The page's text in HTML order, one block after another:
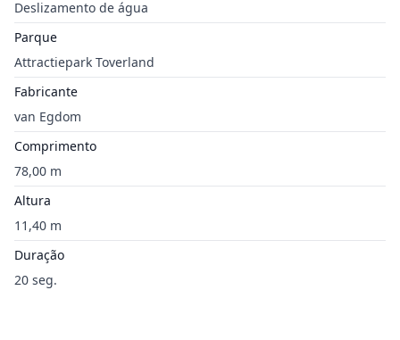
Deslizamento de água
Parque
Attractiepark Toverland
Fabricante
van Egdom
Comprimento
78,00 m
Altura
11,40 m
Duração
20 seg.